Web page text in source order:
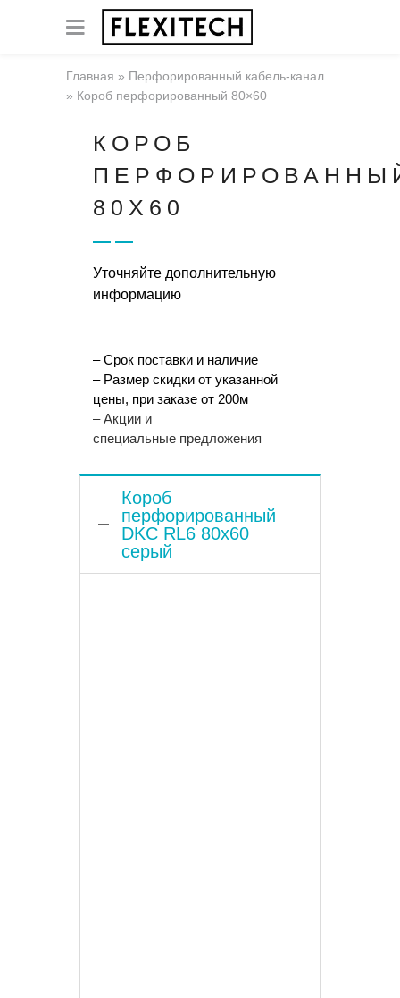
Главная » Перфорированный кабель-канал
» Короб перфорированный 80×60
КОРОБ
80X60
Уточняйте дополнительную
информацию
– Срок поставки и наличие
– Размер скидки от указанной
цены, при заказе от 200м
– Акции и
специальные предложения
Короб
перфорированный
DKC RL6 80х60
серый